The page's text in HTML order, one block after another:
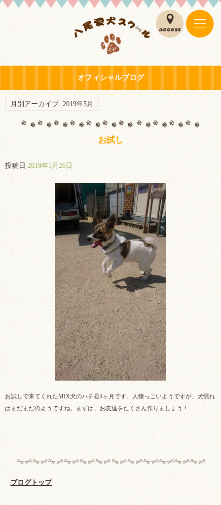
オフィシャルブログ
月別アーカイブ: 2019年5月
お試し
投稿日 2019年5月26日
お試しで来てくれたMIX犬のハチ君4ヶ月です。人懐っこいようですが、犬慣れ
はまだまだのようですね。まずは、お友達をたくさん作りましょう！
ブログトップ